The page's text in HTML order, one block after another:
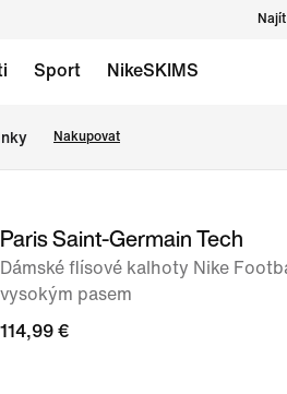
Sport NikeSKIMS
Nakupovat
Paris Saint-Germain Tech
Dámské flísové kalhoty Nike
vysokým pasem
114,99 €